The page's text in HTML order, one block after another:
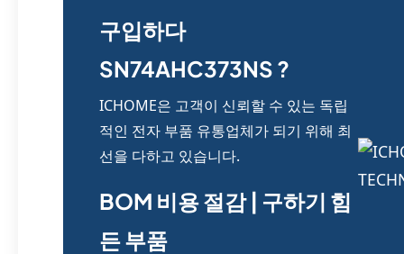
구입하다
SN74AHC373NS ?
ICHOME은 고객이 신뢰할 수 있는 독립
적인 전자 부품 유통업체가 되기 위해 최
선을 다하고 있습니다.
BOM 비용 절감 | 구하기 힘
든 부품